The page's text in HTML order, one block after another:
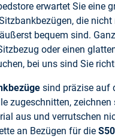
erwartet Sie eine
die nicht
bequem sind.
oder einen
bei uns sind Sie
sind präzise auf
zugeschnitten, zeichnen
aus und verrutschen
an Bezügen für die